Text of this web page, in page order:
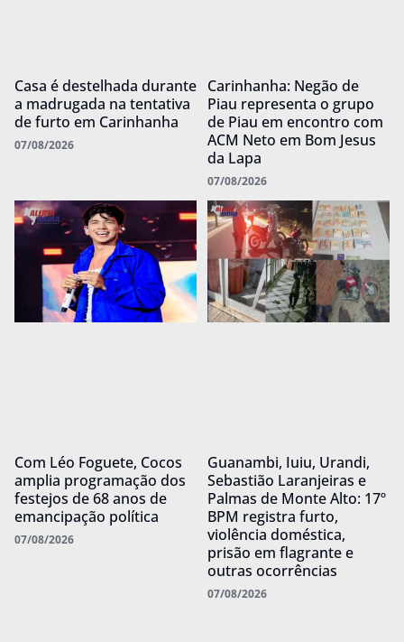
Casa é destelhada durante
a madrugada na tentativa
de furto em Carinhanha
07/08/2026
Carinhanha: Negão de
Piau representa o grupo
de Piau em encontro com
ACM Neto em Bom Jesus
da Lapa
07/08/2026
Com Léo Foguete, Cocos
amplia programação dos
festejos de 68 anos de
emancipação política
07/08/2026
Guanambi, Iuiu, Urandi,
Sebastião Laranjeiras e
Palmas de Monte Alto: 17º
BPM registra furto,
violência doméstica,
prisão em flagrante e
outras ocorrências
07/08/2026